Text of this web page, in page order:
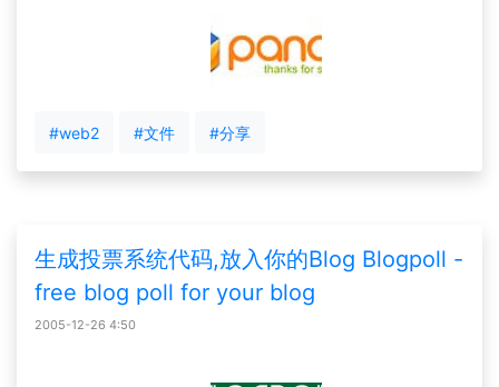
#web2 #文件 #分享
生成投票系统代码,放入你的Blog Blogpoll -
free blog poll for your blog
2005-12-26 4:50